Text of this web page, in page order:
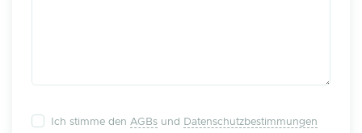
Ich stimme den AGBs und
Datenschutzbestimmungen